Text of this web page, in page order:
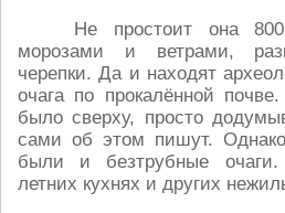
Не простоит она
морозами и ветрами,
черепки. Да и находят
очага по прокалённой
было сверху, просто
сами об этом пишут.
были и безтрубные
летних кухнях и других